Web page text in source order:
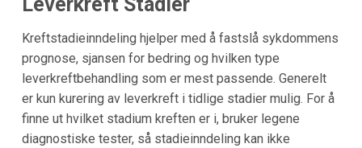
Kreftstadieinndeling hjelper med å fastslå sykdommens
prognose, sjansen for bedring og hvilken type
leverkreftbehandling som er mest passende. Generelt
er kun kurering av leverkreft i tidlige stadier mulig. For å
finne ut hvilket stadium kreften er i, bruker legene
diagnostiske tester, så stadieinndeling kan ikke